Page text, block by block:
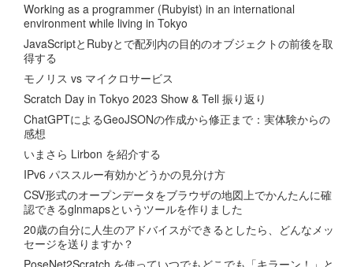
Working as a programmer (Rubyist) in an international
environment while living in Tokyo
JavaScriptとRubyとで配列内の目的のオブジェクトの前後を取
得する
モノリス vs マイクロサービス
Scratch Day in Tokyo 2023 Show & Tell 振り返り
ChatGPTによるGeoJSONの作成から修正まで：実体験からの
感想
いまさら Lirbon を紹介する
IPv6 パススルー有効かどうかの見分け方
CSV形式のオープンデータをブラウザの地図上でかんたんに確
認できるglnmapsというツールを作りました
20歳の自分に人生のアドバイスができるとしたら、どんなメッ
セージを送りますか？
PoseNet2Scratch を使っていつでもどこでも「キラーン！」と